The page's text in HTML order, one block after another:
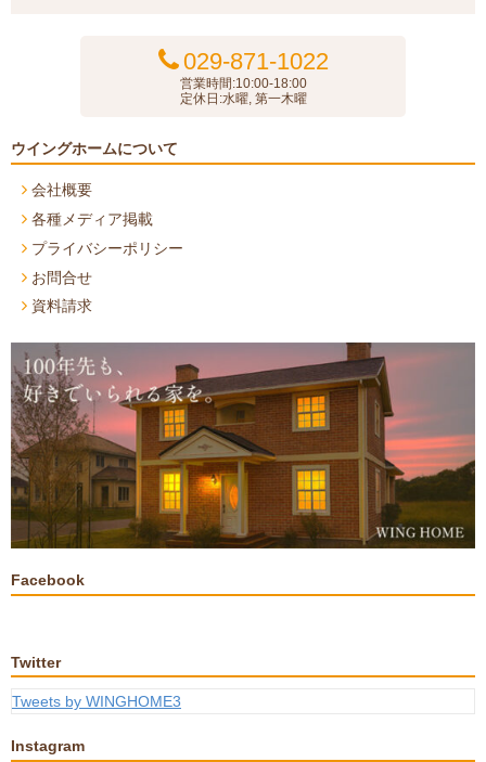
029-871-1022
営業時間:10:00-18:00
定休日:水曜, 第一木曜
ウイングホームについて
会社概要
各種メディア掲載
プライバシーポリシー
お問合せ
資料請求
Facebook
Twitter
Tweets by WINGHOME3
Instagram